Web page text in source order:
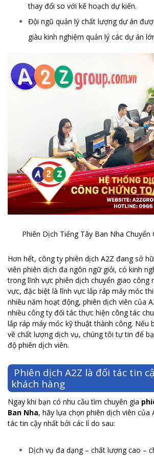
thay đổi so với kế hoạch dự kiến.
Đội ngũ quản lý chất lượng dự án
giàu kinh nghiệm quản lý các dự án
Phiên Dịch Tiếng Tây Ban Nha Chuyển
Hơn hết, công ty phiên dịch A2Z đang sở
viên phiên dịch đa ngôn ngữ giỏi, có kinh
trong lĩnh vực phiên dịch chuyển giao công
vực, đặc biệt là lĩnh vực lắp ráp máy móc
nhiều năm hoạt động, phiên dịch viên của
nhiều công ty đối tác thực hiện công tác
lắp ráp máy móc kỹ thuật thành công. Nếu
về chất lượng dịch vụ, chúng tôi tự tin để
độ phiên dịch viên.
Phiên dịch A2Z là đối tác tin
khách hàng
Ngay khi bạn có nhu cầu tìm chuyên gia
Ban Nha, hãy lựa chọn phiên dịch viên của
tác tin cậy nhất bởi các lí do sau:
Dịch vụ đa dạng – chất lượng cao –